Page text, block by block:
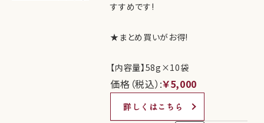
すすめです!
★まとめ買いがお得!
【内容量】58g×10袋
価格（税込）:￥5,000
詳しくはこちら